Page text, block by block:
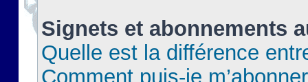
Signets et abonnements
Quelle est la différence
Comment puis-je